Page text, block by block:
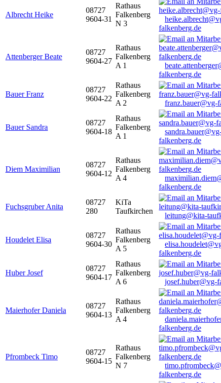
Albrecht Heike
08727
9604-31
Rathaus
Falkenberg
N 3
falkenberg.de
Attenberger Beate
08727
9604-27
Rathaus
Falkenberg
A 1
falkenberg.de
Bauer Franz
08727
9604-22
Rathaus
Falkenberg
A 2
franz.bauer@vg-
Bauer Sandra
08727
9604-18
Rathaus
Falkenberg
A 1
falkenberg.de
Diem Maximilian
08727
9604-12
Rathaus
Falkenberg
A 4
falkenberg.de
Fuchsgruber Anita
08727
280
KiTa
Taufkirchen
leitung@kita-
Houdelet Elisa
08727
9604-30
Rathaus
Falkenberg
A 5
falkenberg.de
Huber Josef
08727
9604-17
Rathaus
Falkenberg
A 6
josef.huber@vg-
Maierhofer Daniela
08727
9604-13
Rathaus
Falkenberg
A 4
falkenberg.de
Pfrombeck Timo
08727
9604-15
Rathaus
Falkenberg
N 7
falkenberg.de